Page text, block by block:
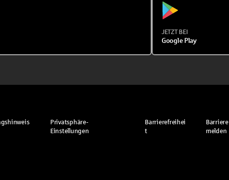
JETZT BEI
Google Play
Privatsphäre-
Einstellungen
Barrierefreihei
t
Barriere
melden